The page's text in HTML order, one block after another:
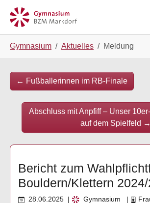
Gymnasium Aktuelles Meldung
← Fußballerinnen im RB-Finale
Abschluss mit Anpfiff – Unser
auf dem Spielfeld →
Bericht zum
Bouldern/Klettern
28.06.2025 | Gymnasium |